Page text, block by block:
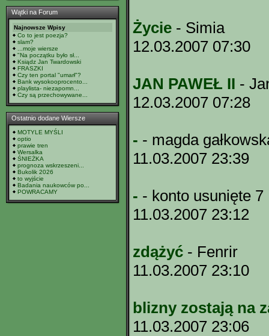
Wątki na Forum
Najnowsze Wpisy
Co to jest poezja?
slam?
...moje wiersze
"Na początku było sł...
Ksiądz Jan Twardowski
FRASZKI
Czy ten portal "umarł"?
Bank wysokooprocento...
playlista- niezapomn...
Czy są przechowywane...
Ostatnio dodane Wiersze
MOTYLE MYŚLI
optio
prawie tren
Wersalka
ŚNIEŻKA
prognoza wskrzeszeni...
Bukolik 2026
to wyjście
Badania naukowców po...
POWRACAMY
Życie - Simia
12.03.2007 07:30
JAN PAWEŁ II -
12.03.2007 07:28
- - magda
11.03.2007 23:39
- - konto usunięte 7
11.03.2007 23:12
zdążyć - Fenrir
11.03.2007 23:10
blizny zostają na
11.03.2007 23:06